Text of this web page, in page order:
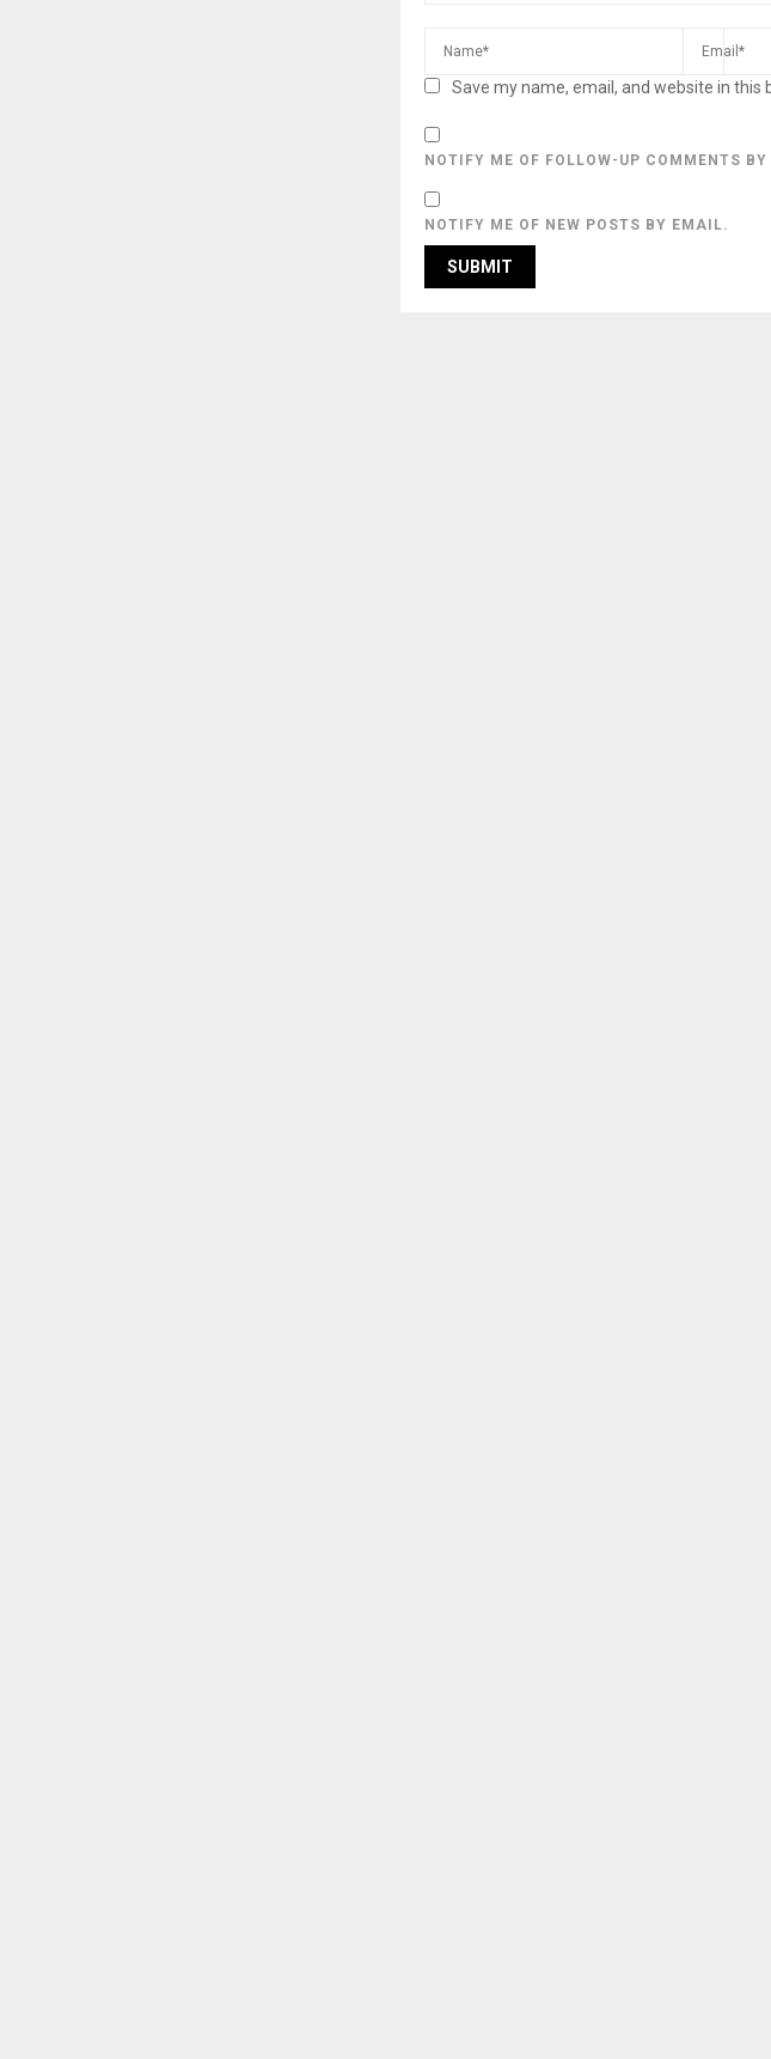
Save my name, email, and website in
NOTIFY ME OF FOLLOW-UP COMMENTS
NOTIFY ME OF NEW POSTS BY EMAIL.